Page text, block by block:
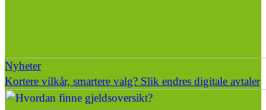
Nyheter
Kortere vilkår, smartere valg? Slik endres digitale avtaler